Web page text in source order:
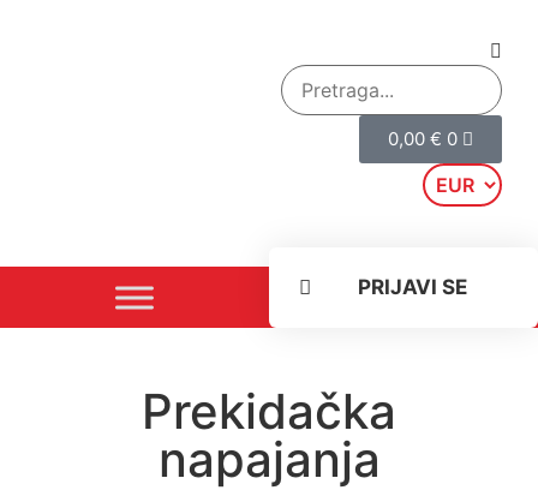
0,00 € 0
PRIJAVI SE
Prekidačka
napajanja